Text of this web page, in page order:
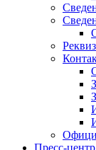
Пресс-центр